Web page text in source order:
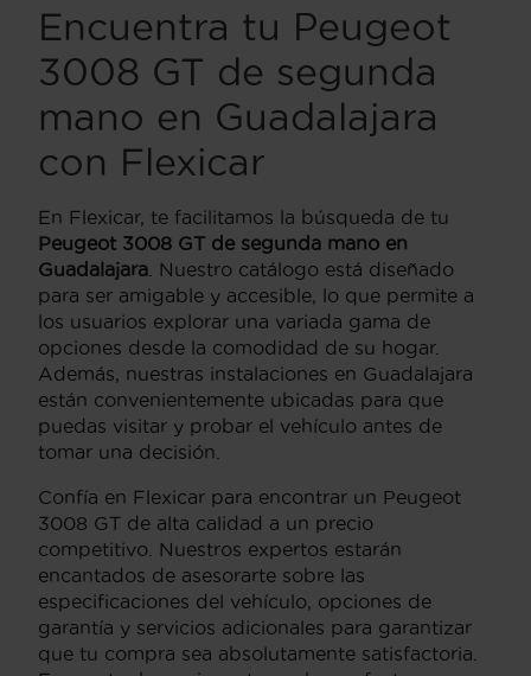
Encuentra tu Peugeot
3008 GT de segunda
mano en Guadalajara
con Flexicar
En Flexicar, te facilitamos la búsqueda de tu
Peugeot 3008 GT de segunda mano en
Guadalajara . Nuestro catálogo está diseñado
para ser amigable y accesible, lo que permite a
los usuarios explorar una variada gama de
opciones desde la comodidad de su hogar.
Además, nuestras instalaciones en Guadalajara
están convenientemente ubicadas para que
puedas visitar y probar el vehículo antes de
tomar una decisión.
Confía en Flexicar para encontrar un Peugeot
3008 GT de alta calidad a un precio
competitivo. Nuestros expertos estarán
encantados de asesorarte sobre las
especificaciones del vehículo, opciones de
garantía y servicios adicionales para garantizar
que tu compra sea absolutamente satisfactoria.